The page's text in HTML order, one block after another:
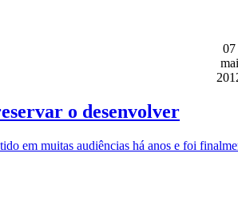
07
mai
o desenvolver
em muitas audiências há anos e foi